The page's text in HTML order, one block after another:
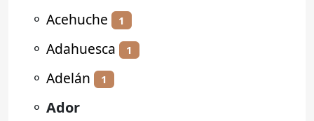
⚬ Acehuche 1
⚬ Adahuesca 1
⚬ Adelán 1
⚬ Ador